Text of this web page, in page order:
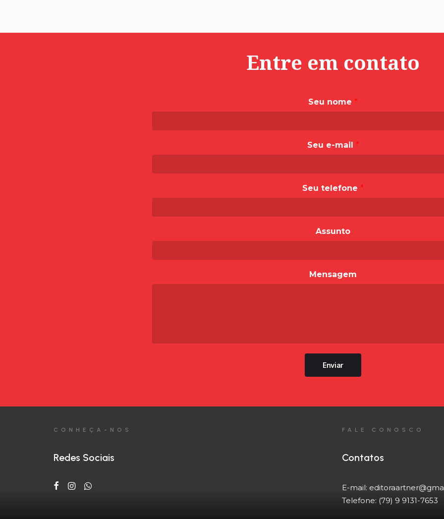
Entre em contato
Seu nome *
Seu e-mail *
Seu telefone *
Assunto
Mensagem
Enviar
CONHEÇA-NOS
Redes Sociais
FALE CONOSCO
Contatos
E-mail:
Telefone: (79) 9 9131-7653